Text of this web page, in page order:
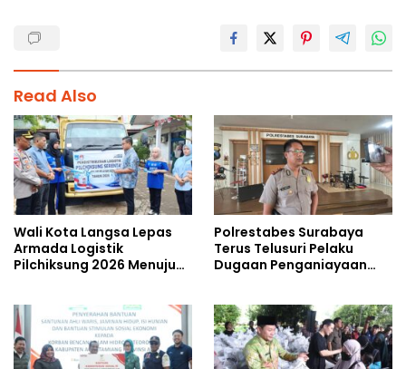
Read Also
Wali Kota Langsa Lepas
Armada Logistik
Pilchiksung 2026 Menuju
Polrestabes Surabaya
Terus Telusuri Pelaku
Dugaan Penganiayaan